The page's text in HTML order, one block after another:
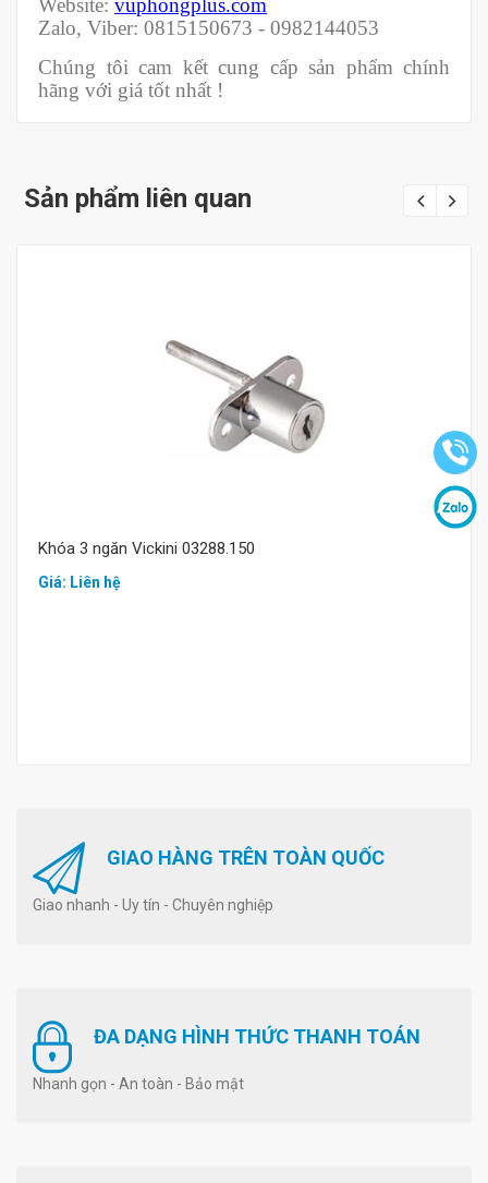
Website: vuphongplus.com
Zalo, Viber: 0815150673 - 0982144053
Chúng tôi cam kết cung cấp sản phẩm chính
hãng với giá tốt nhất !
Sản phẩm liên quan
Mua hàng
Khóa 3 ngăn Vickini 03288.150
Giá: Liên hệ
GIAO HÀNG TRÊN TOÀN QUỐC
Giao nhanh - Uy tín - Chuyên nghiệp
ĐA DẠNG HÌNH THỨC THANH TOÁN
Nhanh gọn - An toàn - Bảo mật